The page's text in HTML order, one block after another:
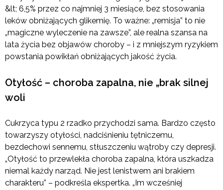
&lt; 6,5% przez co najmniej 3 miesiące, bez stosowania
leków obniżających glikemię. To ważne: „remisja” to nie
„magiczne wyleczenie na zawsze”, ale realna szansa na
lata życia bez objawów choroby – i z mniejszym ryzykiem
powstania powikłań obniżających jakość życia.
Otyłość – choroba zapalna, nie „brak silnej
woli
Cukrzyca typu 2 rzadko przychodzi sama. Bardzo często
towarzyszy otyłości, nadciśnieniu tętniczemu,
bezdechowi sennemu, stłuszczeniu wątroby czy depresji.
„Otyłość to przewlekła choroba zapalna, która uszkadza
niemal każdy narząd. Nie jest lenistwem ani brakiem
charakteru” – podkreśla ekspertka. „Im wcześniej